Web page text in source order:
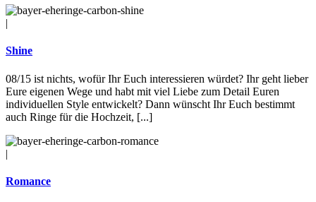
|
Shine
08/15 ist nichts, wofür Ihr Euch interessieren würdet? Ihr geht lieber
Eure eigenen Wege und habt mit viel Liebe zum Detail Euren
individuellen Style entwickelt? Dann wünscht Ihr Euch bestimmt
auch Ringe für die Hochzeit, [...]
|
Romance